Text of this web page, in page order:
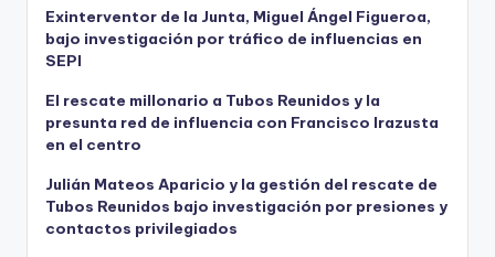
Exinterventor de la Junta, Miguel Ángel Figueroa,
bajo investigación por tráfico de influencias en
SEPI
El rescate millonario a Tubos Reunidos y la
presunta red de influencia con Francisco Irazusta
en el centro
Julián Mateos Aparicio y la gestión del rescate de
Tubos Reunidos bajo investigación por presiones y
contactos privilegiados